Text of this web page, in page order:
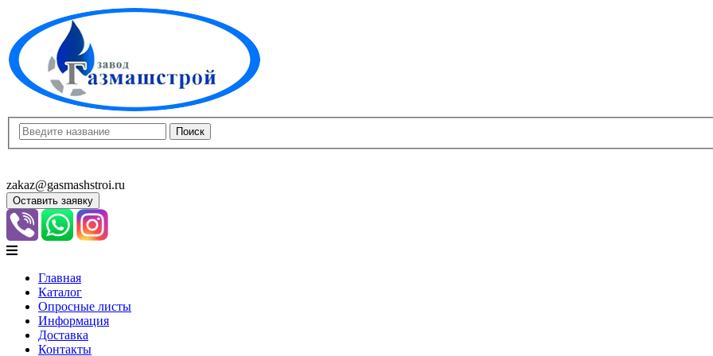
zakaz@gasmashstroi.ru
Оставить заявку
Главная
Каталог
Опросные листы
Информация
Доставка
Контакты